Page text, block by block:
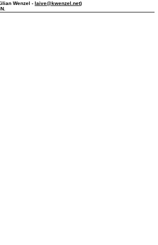
Wenzel - laive@kwenzel.net)